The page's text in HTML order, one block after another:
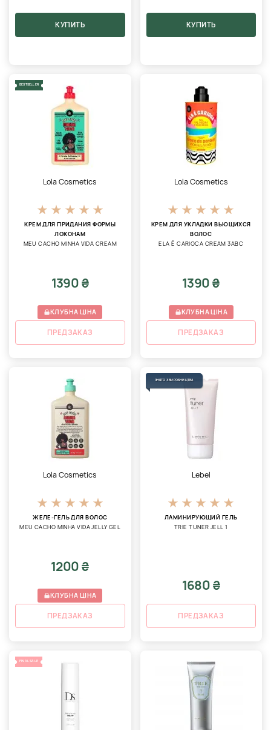
КУПИТЬ КУПИТЬ
BESTSELLER
Lola Cosmetics
КРЕМ ДЛЯ ПРИДАНИЯ ФОРМЫ
ЛОКОНАМ
MEU CACHO MINHA VIDA CREAM
1390 ₴
КЛУБНА ЦІНА
ПРЕДЗАКАЗ
Lola Cosmetics
КРЕМ ДЛЯ УКЛАДКИ ВЬЮЩИХСЯ
ВОЛОС
ELA É CARIOCA CREAM 3ABC
1390 ₴
КЛУБНА ЦІНА
ПРЕДЗАКАЗ
Lola Cosmetics
ЖЕЛЕ-ГЕЛЬ ДЛЯ ВОЛОС
MEU CACHO MINHA VIDA JELLY GEL
1200 ₴
КЛУБНА ЦІНА
ПРЕДЗАКАЗ
ЗНЯТО З ВИРОБНИЦТВА
Lebel
ЛАМИНИРУЮЩИЙ ГЕЛЬ
TRIE TUNER JELL 1
1680 ₴
ПРЕДЗАКАЗ
FINAL SALE